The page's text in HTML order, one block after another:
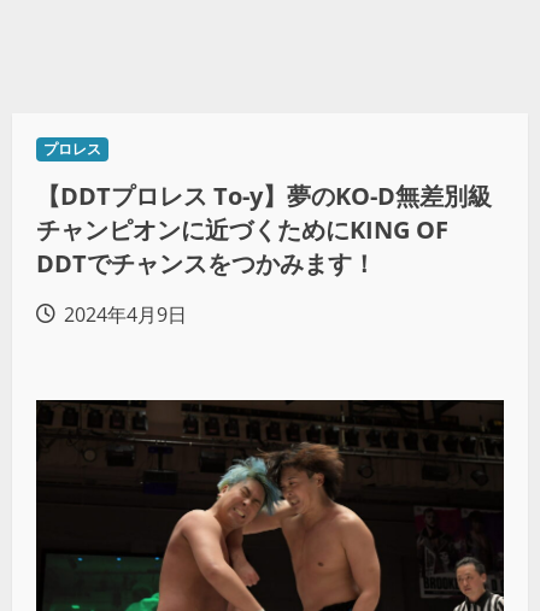
プロレス
【DDTプロレス To-y】夢のKO-D無差別級
チャンピオンに近づくためにKING OF
DDTでチャンスをつかみます！
2024年4月9日